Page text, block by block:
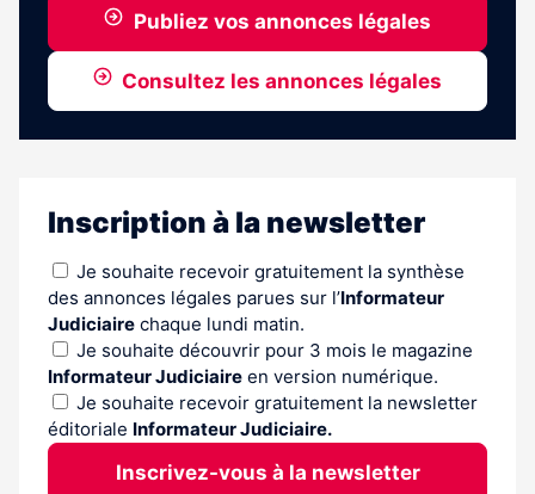
Publiez vos annonces légales
Consultez les annonces légales
Inscription à la newsletter
Je souhaite recevoir gratuitement la synthèse
des annonces légales parues sur l’Informateur
Judiciaire chaque lundi matin.
Je souhaite découvrir pour 3 mois le magazine
Informateur Judiciaire en version numérique.
Je souhaite recevoir gratuitement la newsletter
éditoriale Informateur Judiciaire.
Inscrivez-vous à la newsletter